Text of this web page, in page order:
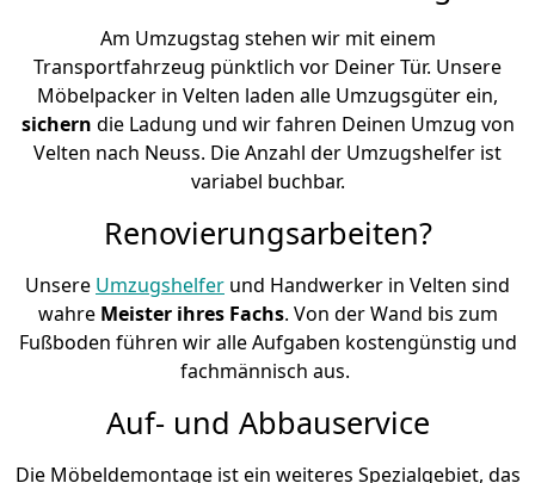
Am Umzugstag stehen wir mit einem
Transportfahrzeug pünktlich vor Deiner Tür. Unsere
Möbelpacker in Velten laden alle Umzugsgüter ein,
sichern die Ladung und wir fahren Deinen Umzug von
Velten nach Neuss. Die Anzahl der Umzugshelfer ist
variabel buchbar.
Renovierungsarbeiten?
Unsere Umzugshelfer und Handwerker in Velten sind
wahre Meister ihres Fachs. Von der Wand bis zum
Fußboden führen wir alle Aufgaben kostengünstig und
fachmännisch aus.
Auf- und Abbauservice
Die Möbeldemontage ist ein weiteres Spezialgebiet, das